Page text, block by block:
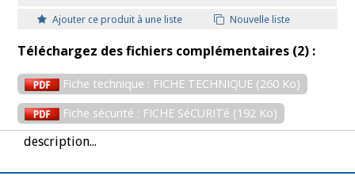
Ajouter ce produit à une liste Nouvelle liste
Téléchargez des fichiers complémentaires (2) :
Fiche technique : FICHE TECHNIQUE (260 Ko)
Fiche sécurité : FICHE SéCURITé (192 Ko)
description...